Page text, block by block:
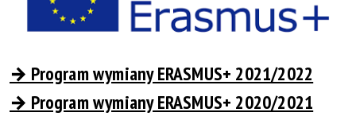
→ Program wymiany ERASMUS+ 2021/2022
→ Program wymiany ERASMUS+ 2020/2021